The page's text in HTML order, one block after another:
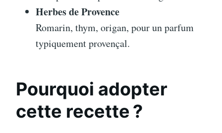
Herbes de Provence
Romarin, thym, origan, pour un parfum
typiquement provençal.
Pourquoi adopter
cette recette ?